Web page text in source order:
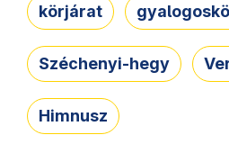
körjárat
Széchenyi-hegy
Himnusz